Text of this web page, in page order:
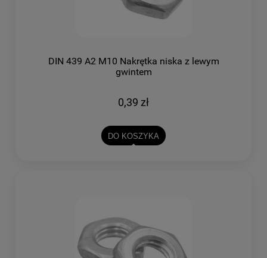
DIN 439 A2 M10 Nakrętka niska z lewym
gwintem
0,39 zł
DO KOSZYKA